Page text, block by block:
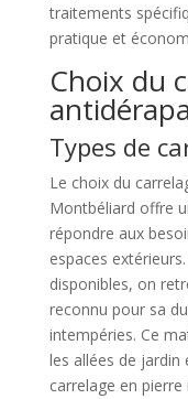
traitements
pratique et
Choix du
Types de
Le choix du
Montbéliard offre
répondre aux
espaces
disponibles, on
reconnu pour sa
intempéries. Ce
les allées de jardin
carrelage en